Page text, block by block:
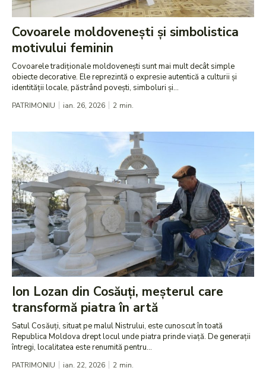
Covoarele moldovenești și simbolistica
motivului feminin
Covoarele tradiționale moldovenești sunt mai mult decât simple
obiecte decorative. Ele reprezintă o expresie autentică a culturii și
identității locale, păstrând povești, simboluri și...
PATRIMONIU ian. 26, 2026 2 min.
Ion Lozan din Cosăuți, meșterul care
transformă piatra în artă
Satul Cosăuți, situat pe malul Nistrului, este cunoscut în toată
Republica Moldova drept locul unde piatra prinde viață. De generații
întregi, localitatea este renumită pentru...
PATRIMONIU ian. 22, 2026 2 min.